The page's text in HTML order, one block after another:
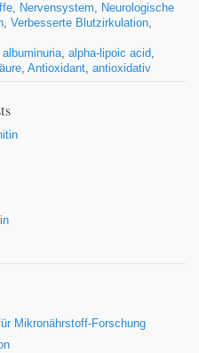
Nervensystem
Neurologische
Verbesserte Blutzirkulation
albuminuria alpha-lipoic acid
Antioxidant antioxidativ
Mikronährstoff-Forschung